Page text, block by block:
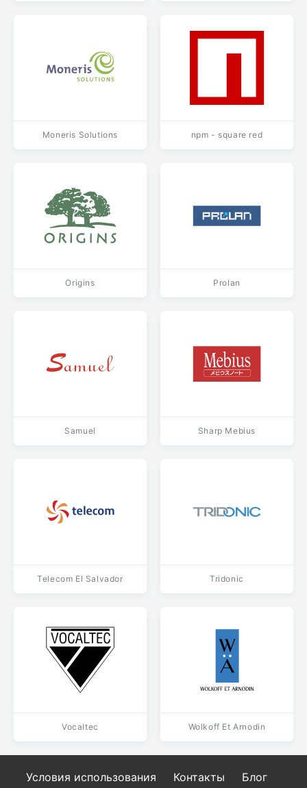
Moneris Solutions npm - square red
Origins Prolan
Samuel Sharp Mebius
Telecom El Salvador Tridonic
Vocaltec Wolkoff Et Arnodin
Условия использования Контакты
Блог